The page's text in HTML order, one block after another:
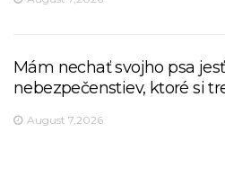
Mám nechať svojho psa
nebezpečenstiev, ktoré si
August 7,2026